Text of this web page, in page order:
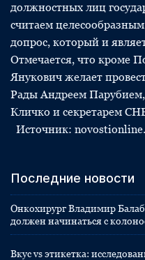
должностных лиц
считаем
допрос, который и
Отмечается, что кроме
Янукович желает
Рады Андреем
Кличко и секретарем
Источник:
Последние новости
Онкохирург Владимир
должен начинаться с
Вкус vs этикетка: